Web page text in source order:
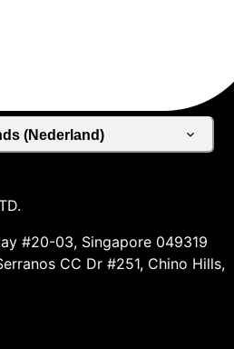
(Nederland)
#20-03, Singapore 049319
CC Dr #251, Chino Hills,